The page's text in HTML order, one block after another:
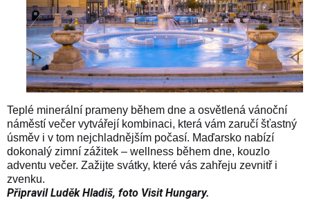
Teplé minerální prameny během dne a osvětlená vánoční
náměstí večer vytvářejí kombinaci, která vám zaručí šťastný
úsměv i v tom nejchladnějším počasí. Maďarsko nabízí
dokonalý zimní zážitek – wellness během dne, kouzlo
adventu večer. Zažijte svátky, které vás zahřeju zevnitř i
zvenku.
Připravil Luděk Hladiš, foto Visit Hungary.